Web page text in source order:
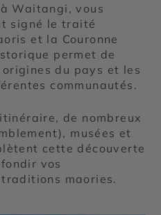
Waitangi, vous
signé le traité
et la Couronne
permet de
du pays et les
communautés.
de nombreux
musées et
cette découverte
vos
maories.